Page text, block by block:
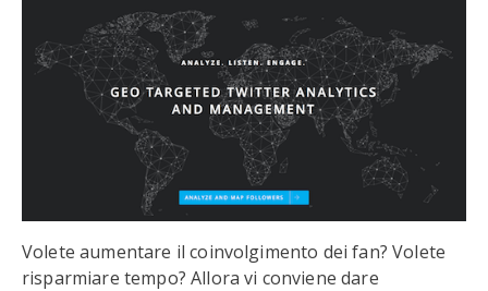
Volete aumentare il coinvolgimento dei fan? Volete
risparmiare tempo? Allora vi conviene dare